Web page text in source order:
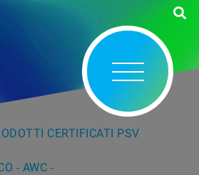
CERTIFICATI PSV
- AWC -